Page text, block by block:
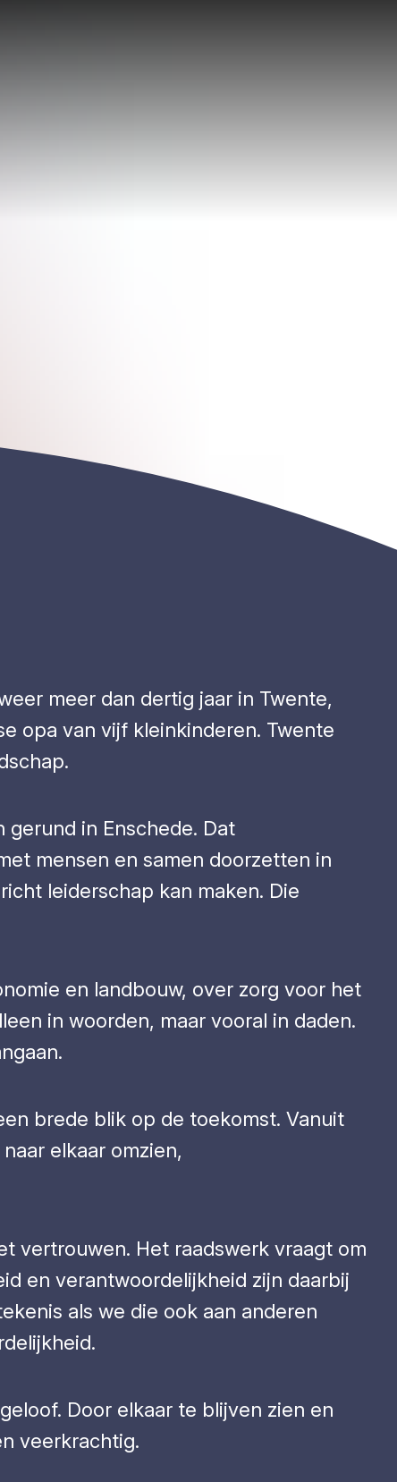
meer dan dertig jaar in Twente,
opa van vijf kleinkinderen. Twente
in Enschede. Dat
mensen en samen doorzetten in
leiderschap kan maken. Die
en landbouw, over zorg voor het
in woorden, maar vooral in daden.
brede blik op de toekomst. Vanuit
elkaar omzien,
vertrouwen. Het raadswerk vraagt om
en verantwoordelijkheid zijn daarbij
als we die ook aan anderen
Door elkaar te blijven zien en
veerkrachtig.